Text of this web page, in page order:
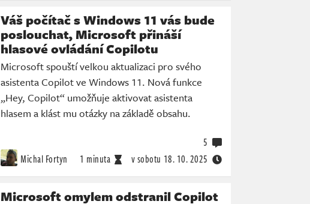
Váš počítač s Windows 11 vás bude
poslouchat, Microsoft přináší
hlasové ovládání Copilotu
Microsoft spouští velkou aktualizaci pro svého
asistenta Copilot ve Windows 11. Nová funkce
„Hey, Copilot“ umožňuje aktivovat asistenta
hlasem a klást mu otázky na základě obsahu.
Michal Fortyn 1 minuta v sobotu 18. 10. 2025
5
Microsoft omylem odstranil Copilot